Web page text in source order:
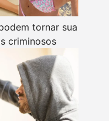
tornar sua
criminosos